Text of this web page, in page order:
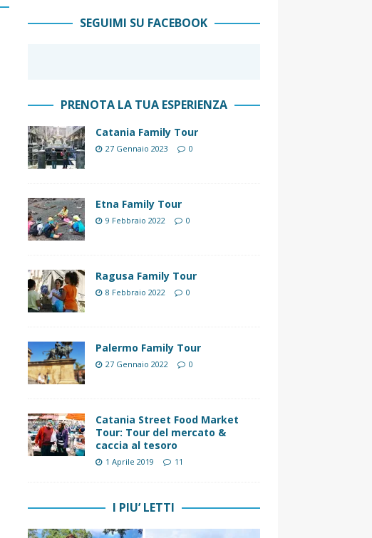
SEGUIMI SU FACEBOOK
PRENOTA LA TUA ESPERIENZA
Catania Family Tour
27 Gennaio 2023 0
Etna Family Tour
9 Febbraio 2022 0
Ragusa Family Tour
8 Febbraio 2022 0
Palermo Family Tour
27 Gennaio 2022 0
Catania Street Food Market
Tour: Tour del mercato &
caccia al tesoro
1 Aprile 2019 11
I PIU’ LETTI